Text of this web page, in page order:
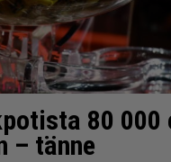
80 000
– tänne